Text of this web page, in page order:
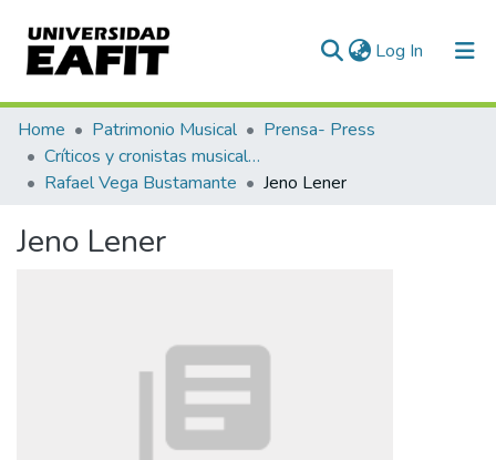
Log In (current)
Communities & Collections
All of DSpace
Home Patrimonio Musical
Prensa- Press
Críticos y cronistas musicales
Rafael Vega Bustamante
Jeno Lener
Jeno Lener